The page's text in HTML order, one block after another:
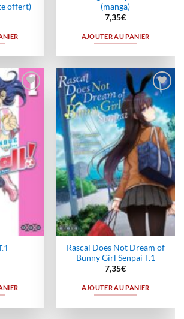
offert)
(manga)
7,35€
AJOUTER AU PANIER
Ajouter
à la
wishlist
Ajouter
à la
wishlist
Rascal Does Not Dream of
Bunny Girl Senpai T.1
7,35€
AJOUTER AU PANIER